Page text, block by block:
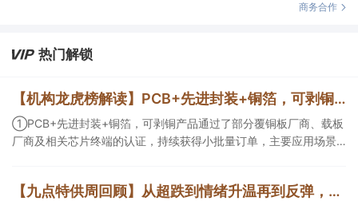
商务合作
热门解锁
【机构龙虎榜解读】PCB+先进封装+铜箔，可剥铜产品通过了部分覆铜板厂商、载板厂商及相关芯片终端的认证，持续获得小批量订单，主要应用场景包括芯片封装光模块用PCB，机构大额净买入这家公司
①PCB+先进封装+铜箔，可剥铜产品通过了部分覆铜板厂商、载板
厂商及相关芯片终端的认证，持续获得小批量订单，主要应用场景
等方面具有丰富经验，具备承接细胞与基因治疗产品商业化受托生【九点特供周回顾】从超跌到情绪升温再到反弹，栏目梳理AI应用题材逻辑，AI教育人气公司解读后获4连板